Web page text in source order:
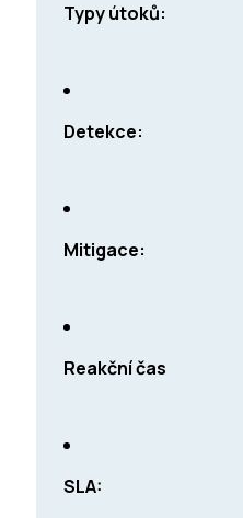
Typy útoků:
Detekce:
Mitigace:
Reakční čas
SLA: